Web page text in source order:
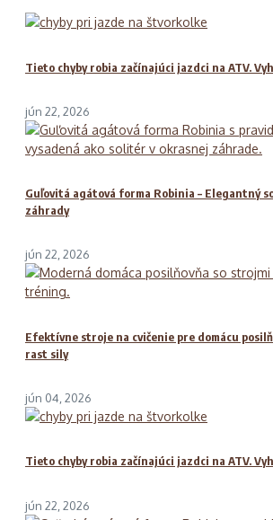
Tieto chyby robia začínajúci jazdci na ATV.
jún 22, 2026
Guľovitá agátová forma Robinia – Elegantný
záhrady
jún 22, 2026
Efektívne stroje na cvičenie pre domácu
rast sily
jún 04, 2026
Tieto chyby robia začínajúci jazdci na ATV.
jún 22, 2026